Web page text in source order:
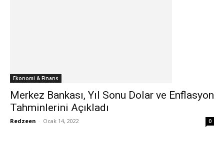
Ekonomi & Finans
Merkez Bankası, Yıl Sonu Dolar ve Enflasyon
Tahminlerini Açıkladı
Redzeen - Ocak 14, 2022 0